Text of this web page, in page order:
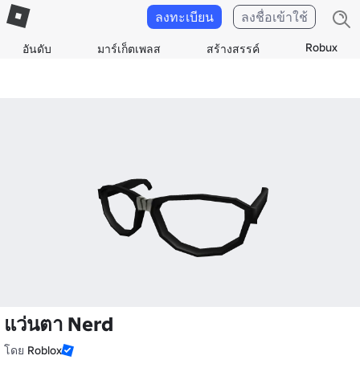
อันดับ มาร์เก็ตเพลส สร้างสรรค์ Robux
ลงทะเบียน ลงชื่อเข้าใช้
แว่นตา Nerd
โดย Roblox